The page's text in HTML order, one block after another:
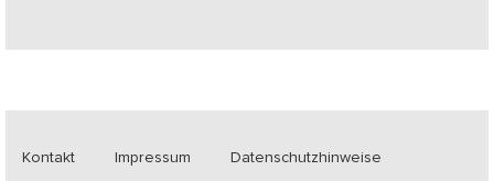
Kontakt Impressum Datenschutzhinweise